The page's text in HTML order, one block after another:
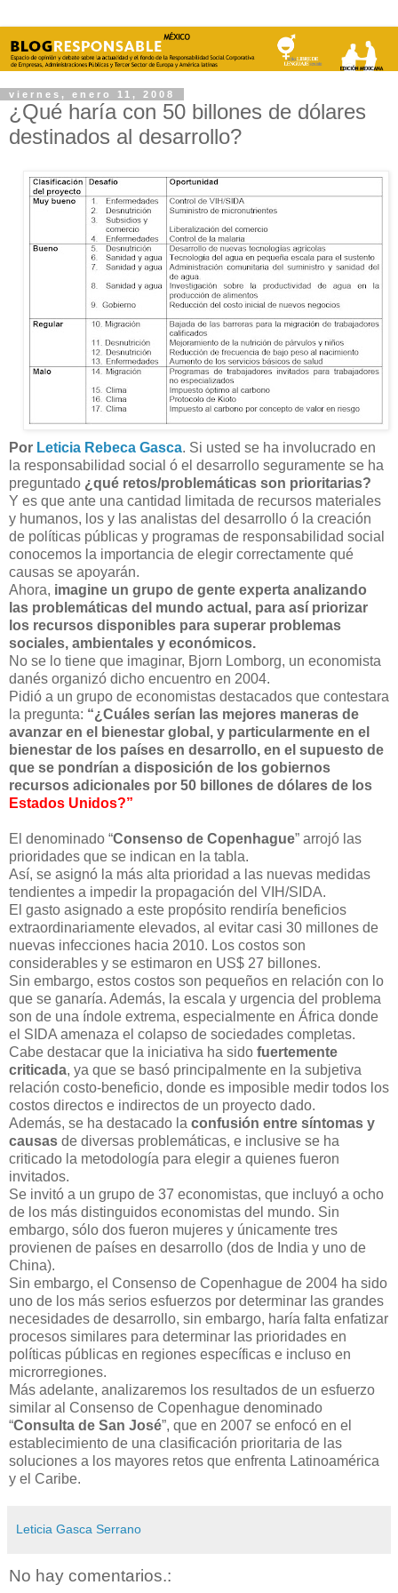
viernes, enero 11, 2008
¿Qué haría con 50 billones de dólares
destinados al desarrollo?
Por Leticia Rebeca Gasca. Si usted se ha involucrado en
la responsabilidad social ó el desarrollo seguramente se ha
preguntado ¿qué retos/problemáticas son prioritarias?
Y es que ante una cantidad limitada de recursos materiales
y humanos, los y las analistas del desarrollo ó la creación
de políticas públicas y programas de responsabilidad social
conocemos la importancia de elegir correctamente qué
causas se apoyarán.
Ahora, imagine un grupo de gente experta analizando
las problemáticas del mundo actual, para así priorizar
los recursos disponibles para superar problemas
sociales, ambientales y económicos.
No se lo tiene que imaginar, Bjorn Lomborg, un economista
danés organizó dicho encuentro en 2004.
Pidió a un grupo de economistas destacados que contestara
la pregunta: “¿Cuáles serían las mejores maneras de
avanzar en el bienestar global, y particularmente en el
bienestar de los países en desarrollo, en el supuesto de
que se pondrían a disposición de los gobiernos
recursos adicionales por 50 billones de dólares de los
Estados Unidos?”
El denominado “Consenso de Copenhague” arrojó las
prioridades que se indican en la tabla.
Así, se asignó la más alta prioridad a las nuevas medidas
tendientes a impedir la propagación del VIH/SIDA.
El gasto asignado a este propósito rendiría beneficios
extraordinariamente elevados, al evitar casi 30 millones de
nuevas infecciones hacia 2010. Los costos son
considerables y se estimaron en US$ 27 billones.
Sin embargo, estos costos son pequeños en relación con lo
que se ganaría. Además, la escala y urgencia del problema
son de una índole extrema, especialmente en África donde
el SIDA amenaza el colapso de sociedades completas.
Cabe destacar que la iniciativa ha sido fuertemente
criticada, ya que se basó principalmente en la subjetiva
relación costo-beneficio, donde es imposible medir todos los
costos directos e indirectos de un proyecto dado.
Además, se ha destacado la confusión entre síntomas y
causas de diversas problemáticas, e inclusive se ha
criticado la metodología para elegir a quienes fueron
invitados.
Se invitó a un grupo de 37 economistas, que incluyó a ocho
de los más distinguidos economistas del mundo. Sin
embargo, sólo dos fueron mujeres y únicamente tres
provienen de países en desarrollo (dos de India y uno de
China).
Sin embargo, el Consenso de Copenhague de 2004 ha sido
uno de los más serios esfuerzos por determinar las grandes
necesidades de desarrollo, sin embargo, haría falta enfatizar
procesos similares para determinar las prioridades en
políticas públicas en regiones específicas e incluso en
microrregiones.
Más adelante, analizaremos los resultados de un esfuerzo
similar al Consenso de Copenhague denominado
“Consulta de San José”, que en 2007 se enfocó en el
establecimiento de una clasificación prioritaria de las
soluciones a los mayores retos que enfrenta Latinoamérica
y el Caribe.
Leticia Gasca Serrano
No hay comentarios.: